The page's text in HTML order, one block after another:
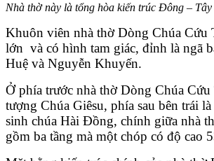
Nhà thờ này là tổng hòa kiến trúc Đông –
Khuôn viên nhà thờ Dòng Chúa Cứu
lớn và có hình tam giác, đỉnh là ngã
Huệ và Nguyễn Khuyến.
Ở phía trước nhà thờ Dòng Chúa Cứu
tượng Chúa Giêsu, phía sau bên trái
sinh chúa Hài Đồng, chính giữa nhà
gồm ba tầng mà một chóp có độ cao